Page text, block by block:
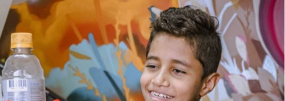
Matériaux
Scanners 3D
Vidéos